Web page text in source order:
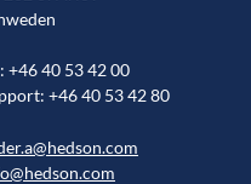
+46 40 53 42 00
+46 40 53 42 80